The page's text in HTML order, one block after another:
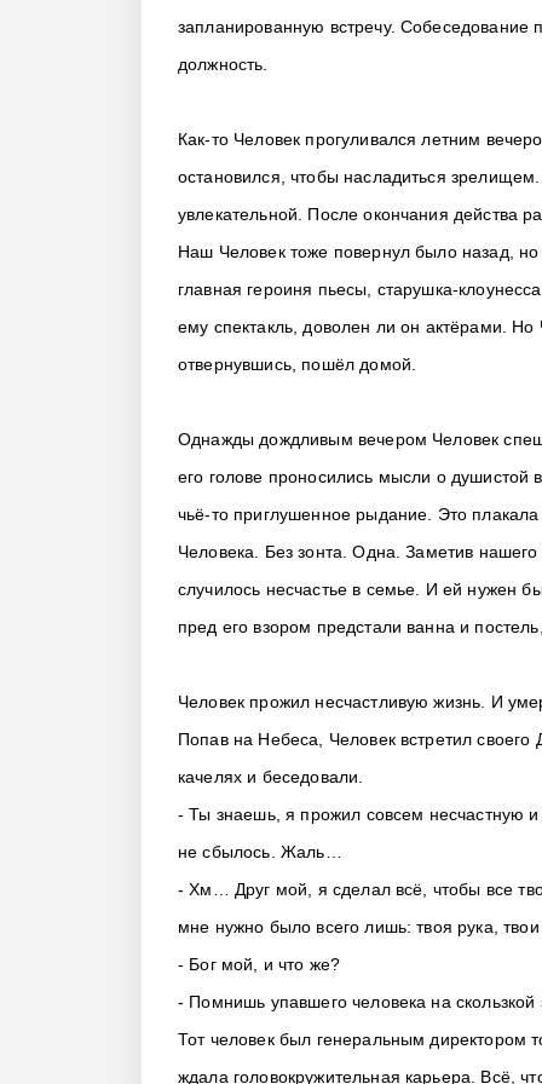
запланированную встречу.
должность.
Как-то Человек прогуливался летним
остановился, чтобы насладиться
увлекательной. После окончания действа
Наш Человек тоже повернул было назад,
главная героиня пьесы, старушка-
ему спектакль, доволен ли он актёрами. Но
отвернувшись, пошёл домой.
Однажды дождливым вечером Человек
его голове проносились мысли о
чьё-то приглушенное рыдание. Это
Человека. Без зонта. Одна. Заметив
случилось несчастье в семье. И ей нужен
пред его взором предстали ванна и
Человек прожил несчастливую жизнь. И
Попав на Небеса, Человек встретил
качелях и беседовали.
- Ты знаешь, я прожил совсем несчастную
не сбылось. Жаль…
- Хм… Друг мой, я сделал всё, чтобы все
мне нужно было всего лишь: твоя рука,
- Бог мой, и что же?
- Помнишь упавшего человека на
Тот человек был генеральным директором
ждала головокружительная карьера. Всё,